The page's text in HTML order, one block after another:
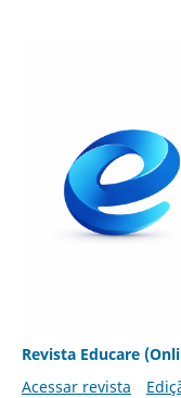
Revista Educare
Acessar revista